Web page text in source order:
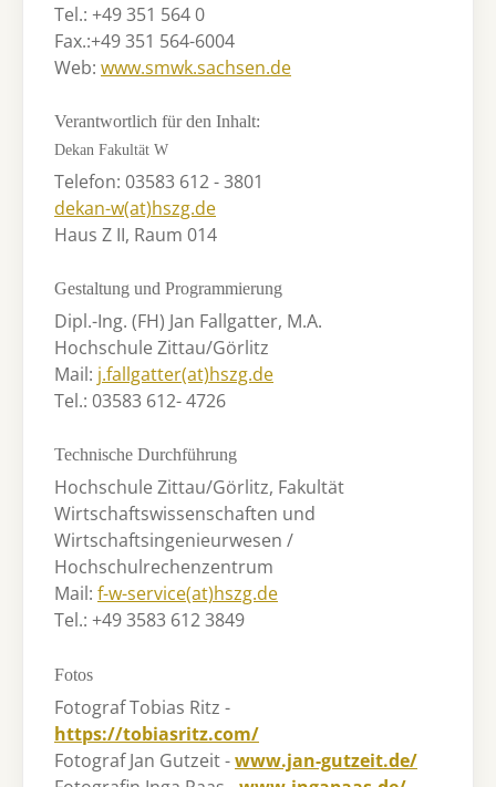
Tel.: +49 351 564 0
Fax.:+49 351 564-6004
Web: www.smwk.sachsen.de
Verantwortlich für den Inhalt:
Dekan Fakultät W
Telefon: 03583 612 - 3801
dekan-w(at)hszg.de
Haus Z II, Raum 014
Gestaltung und Programmierung
Dipl.-Ing. (FH) Jan Fallgatter, M.A.
Hochschule Zittau/Görlitz
Mail: j.fallgatter(at)hszg.de
Tel.: 03583 612- 4726
Technische Durchführung
Hochschule Zittau/Görlitz, Fakultät
Wirtschaftswissenschaften und
Wirtschaftsingenieurwesen /
Hochschulrechenzentrum
Mail: f-w-service(at)hszg.de
Tel.: +49 3583 612 3849
Fotos
Fotograf Tobias Ritz -
https://tobiasritz.com/
Fotograf Jan Gutzeit -www.jan-gutzeit.de/